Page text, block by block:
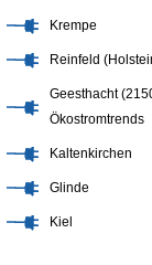
Krempe
Reinfeld
Geesthacht
Ökostromtrends
Kaltenkirchen
Glinde
Kiel